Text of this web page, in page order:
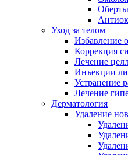
Уход за телом
Избавление
Коррекция
Лечение
Инъекции
Устранение
Лечение
Дерматология
Удаление